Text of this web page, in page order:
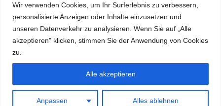
Wir verwenden Cookies, um Ihr Surferlebnis zu verbessern,
personalisierte Anzeigen oder Inhalte einzusetzen und
unseren Datenverkehr zu analysieren. Wenn Sie auf „Alle
akzeptieren" klicken, stimmen Sie der Anwendung von Cookies
zu.
Anpassen Alles ablehnen
Alle akzeptieren
Anwalt Amtshaftung
Heidemann Partner - Kanzlei mit Schwerpunkt